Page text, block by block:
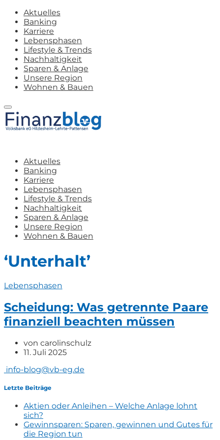
Aktuelles
Banking
Karriere
Lebensphasen
Lifestyle & Trends
Nachhaltigkeit
Sparen & Anlage
Unsere Region
Wohnen & Bauen
Aktuelles
Banking
Karriere
Lebensphasen
Lifestyle & Trends
Nachhaltigkeit
Sparen & Anlage
Unsere Region
Wohnen & Bauen
‘Unterhalt’
Lebensphasen
Scheidung: Was getrennte Paare
finanziell beachten müssen
von carolinschulz
11. Juli 2025
info-blog@vb-eg.de
Letzte Beiträge
Aktien oder Anleihen – Welche Anlage lohnt
sich?
Gewinnsparen: Sparen, gewinnen und Gutes für
die Region tun